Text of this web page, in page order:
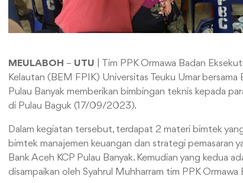
MEULABOH – UTU | Tim PPK Ormawa Badan
Kelautan (BEM FPIK) Universitas Teuku Umar
Pulau Banyak memberikan bimbingan teknis kepada
di Pulau Baguk (17/09/2023).
Dalam kegiatan tersebut, terdapat 2 materi bimtek
bimtek manajemen keuangan dan strategi pemasaran
Bank Aceh KCP Pulau Banyak. Kemudian yang kedua
disampaikan oleh Syahrul Muhharram tim PPK Ormawa